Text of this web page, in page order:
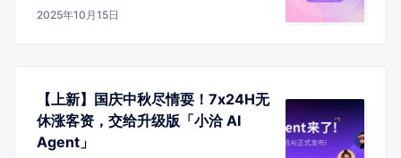
2025年10月15日
【上新】国庆中秋尽情耍！7x24H无
休涨客资，交给升级版「小洽 AI
Agent」